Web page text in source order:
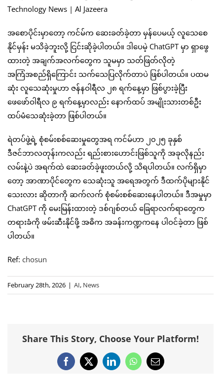
အစောပိုင်းမှာတော့ ကင်မ်က ဆေးခတ်ခဲ့တာ မှန်ပေမယ့် လူသေစေ
နိုင်မှန်း မသိခဲ့ဘူးလို့ ငြင်းဆိုခဲ့ပါတယ်။ ဒါပေမဲ့ ChatGPT မှာ ရှာဖွေ
ထားတဲ့ အချက်အလက်တွေက သူမမှာ သတ်ဖြတ်လိုတဲ့
အကြံအစည်ရှိကြောင်း သက်သေပြလိုက်တာပဲ ဖြစ်ပါတယ်။ ပထမ
ဆုံး လူသေဆုံးမှုဟာ ဇန်နဝါရီလ ၂၈ ရက်နေ့မှာ ဖြစ်ပွားခဲ့ပြီး
ဖေဖော်ဝါရီလ ၉ ရက်နေ့မှာလည်း နောက်ထပ် အမျိုးသားတစ်ဦး
ထပ်မံသေဆုံးခဲ့တာ ဖြစ်ပါတယ်။
ရဲတပ်ဖွဲ့ရဲ့ စုံစမ်းစစ်ဆေးမှုတွေအရ ကင်မ်ဟာ ၂၀၂၅ ခုနှစ်
ဒီဇင်ဘာလတုန်းကလည်း ရည်းစားဟောင်းဖြစ်သူကို အခုလိုနည်း
လမ်းနဲ့ပဲ အရက်ထဲ ဆေးခတ်ခဲ့ဖူးတယ်လို့ သိရပါတယ်။ လက်ရှိမှာ
တော့ အာဏာပိုင်တွေက သေဆုံးသူ အရေအတွက် ဒီထက်ပိုများနိုင်
သေးလား ဆိုတာကို ဆက်လက် စုံစမ်းစစ်ဆေးနေပါတယ်။ ဒီအမှုမှာ
ChatGPT ကို မေးမြန်းထားတဲ့ ဒစ်ဂျစ်တယ် ခြေရာလက်ရာတွေက
တရားခံကို ဖမ်းဆီးနိုင်ဖို့ အဓိက အခန်းကဏ္ဍကနေ ပါဝင်ခဲ့တာ ဖြစ်
ပါတယ်။
Ref: chosun
February 28th, 2026 | AI, News
Share This Story, Choose Your Platform!
Facebook
X LinkedInWhatsApp
Email